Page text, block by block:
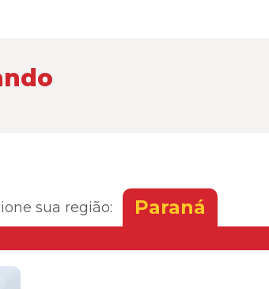
sua região: Paraná